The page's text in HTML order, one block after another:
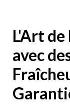
L'Art de
avec